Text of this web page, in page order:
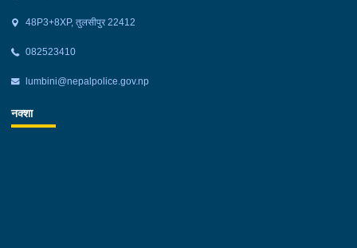
48P3+8XP, तुलसीपुर 22412
082523410
lumbini@nepalpolice.gov.np
नक्शा